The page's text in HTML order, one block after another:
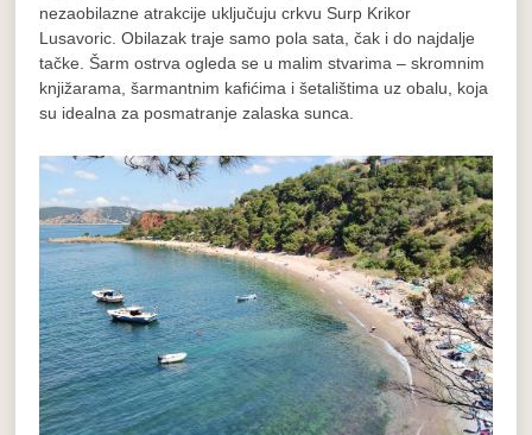
nezaobilazne atrakcije uključuju crkvu Surp Krikor
Lusavoric. Obilazak traje samo pola sata, čak i do najdalje
tačke. Šarm ostrva ogleda se u malim stvarima – skromnim
knjižarama, šarmantnim kafićima i šetalištima uz obalu, koja
su idealna za posmatranje zalaska sunca.